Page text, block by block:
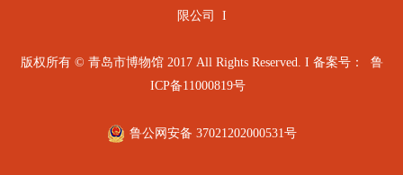
限公司
I
版权所有 © 青岛市博物馆 2017 All Rights Reserved. I 备案号：
鲁
ICP备11000819号
鲁公网安备 37021202000531号